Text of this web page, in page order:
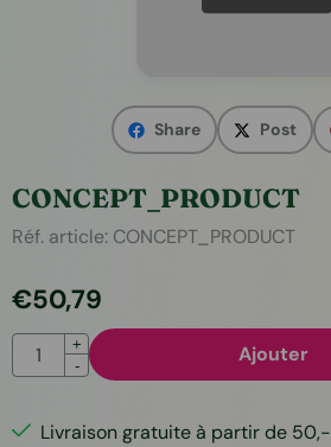
Share Post
CONCEPT_PRODUCT
Réf. article: CONCEPT_PRODUCT
€50,79
Quantité
+
-
Ajouter
Livraison gratuite à partir de 50,-